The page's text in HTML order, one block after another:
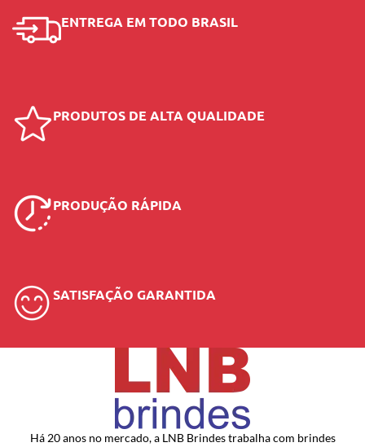
ENTREGA EM TODO BRASIL
PRODUTOS DE ALTA QUALIDADE
PRODUÇÃO RÁPIDA
SATISFAÇÃO GARANTIDA
Há 20 anos no mercado, a LNB Brindes trabalha com brindes